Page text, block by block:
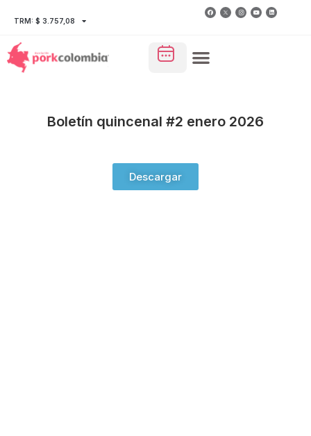
TRM: $ 3.757,08
Boletín quincenal #2 enero 2026
Descargar